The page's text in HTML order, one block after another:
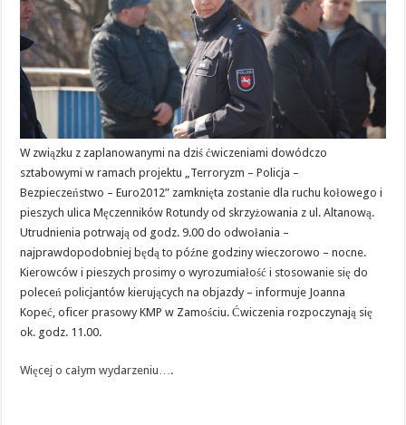
W związku z zaplanowanymi na dziś ćwiczeniami dowódczo
sztabowymi w ramach projektu „Terroryzm – Policja –
Bezpieczeństwo – Euro2012” zamknięta zostanie dla ruchu kołowego i
pieszych ulica Męczenników Rotundy od skrzyżowania z ul. Altanową.
Utrudnienia potrwają od godz. 9.00 do odwołania –
najprawdopodobniej będą to późne godziny wieczorowo – nocne.
Kierowców i pieszych prosimy o wyrozumiałość i stosowanie się do
poleceń policjantów kierujących na objazdy – informuje Joanna
Kopeć, oficer prasowy KMP w Zamościu. Ćwiczenia rozpoczynają się
ok. godz. 11.00.
Więcej o całym wydarzeniu….